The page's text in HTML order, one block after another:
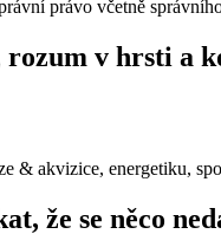
právo včetně
rozum v hrsti a
& akvizice, energetiku,
že se něco